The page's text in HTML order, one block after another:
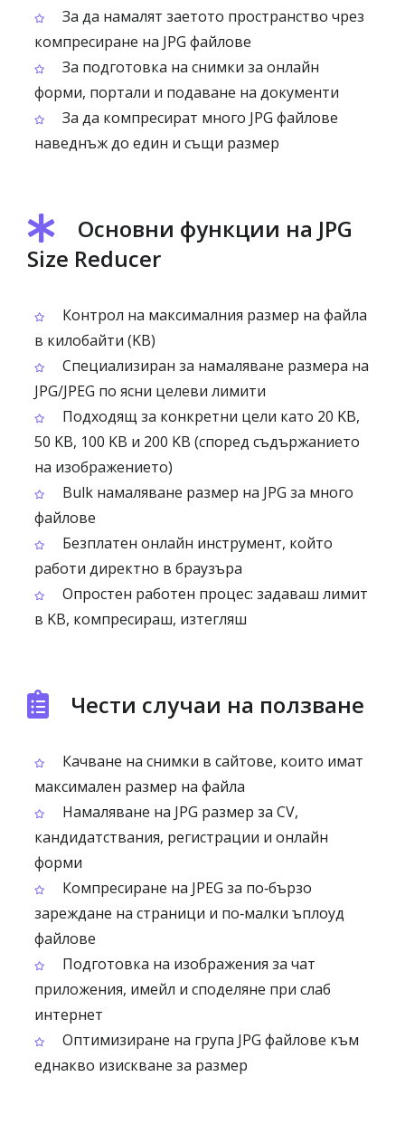
За да намалят заетото пространство чрез
компресиране на JPG файлове
За подготовка на снимки за онлайн
форми, портали и подаване на документи
За да компресират много JPG файлове
наведнъж до един и същи размер
Основни функции на JPG
Size Reducer
Контрол на максималния размер на файла
в килобайти (KB)
Специализиран за намаляване размера на
JPG/JPEG по ясни целеви лимити
Подходящ за конкретни цели като 20 KB,
50 KB, 100 KB и 200 KB (според съдържанието
на изображението)
Bulk намаляване размер на JPG за много
файлове
Безплатен онлайн инструмент, който
работи директно в браузъра
Опростен работен процес: задаваш лимит
в KB, компресираш, изтегляш
Чести случаи на ползване
Качване на снимки в сайтове, които имат
максимален размер на файла
Намаляване на JPG размер за CV,
кандидатствания, регистрации и онлайн
форми
Компресиране на JPEG за по‑бързо
зареждане на страници и по‑малки ъплоуд
файлове
Подготовка на изображения за чат
приложения, имейл и споделяне при слаб
интернет
Оптимизиране на група JPG файлове към
еднакво изискване за размер